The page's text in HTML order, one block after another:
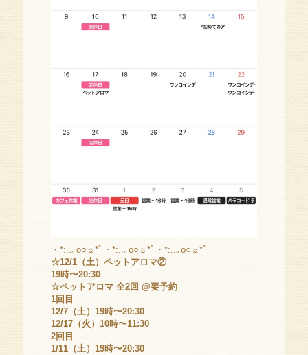
・*:..｡o○☼*ﾟ・*:..｡o○☼*ﾟ・*:..｡o○☼*ﾟ
☆12/1（土）ペットアロマ②
19時〜20:30
☆ペットアロマ 全2回 @要予約
1回目
12/7（土）19時〜20:30
12/17（火）10時〜11:30
2回目
1/11（土）19時〜20:30